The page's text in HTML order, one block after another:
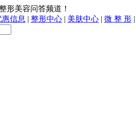
形美容问答频道！
惠信息 | 整形中心 | 美肤中心 | 微 整 形